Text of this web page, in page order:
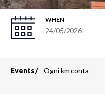
WHEN
24/05/2026
Breadcrumb
Events Ogni km conta